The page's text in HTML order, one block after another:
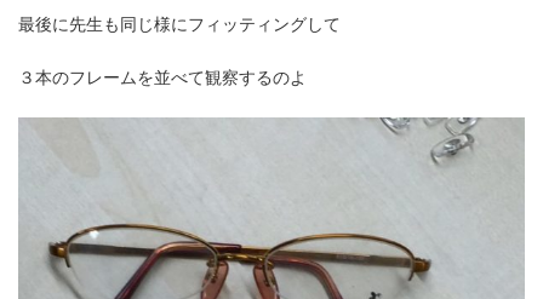
最後に先生も同じ様にフィッティングして
３本のフレームを並べて観察するのよ